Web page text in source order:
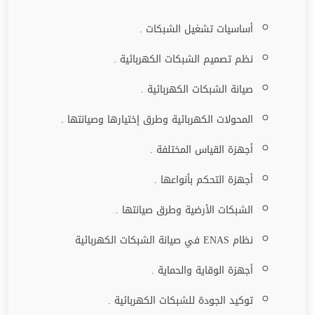
أساسيات تشغيل الشبكات .
نظم تصميم الشبكات الكهربائية .
صيانة الشبكات الكهربائية .
المحولات الكهربائية وطرق إختيارها وصيانتها .
أجهزة القياس المختلفة .
أجهزة التحكم بأنواعها .
الشبكات الأرضية وطرق صيانتها .
نظام ENAS في صيانة الشبكات الكهربائية
أجهزة الوقاية والحماية .
توكيد الجودة للشبكات الكهربائية .